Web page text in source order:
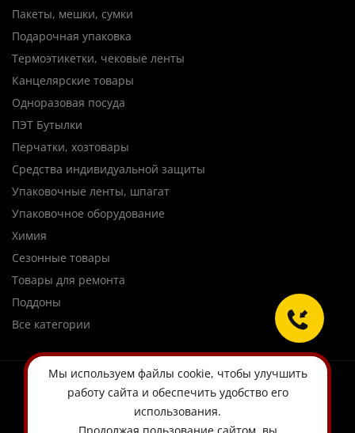
Пакеты, мешки, сумки
Подарочная упаковка
Термоэтикетки, чековые ленты
Канцелярские товары
Одноразовая посуда
ПЭТ Бутылки
Перчатки, хозтовары
Средства индивидуальной защиты
Упаковочные ленты, шпагат
Упаковочное оборудование
Химия
Сезонные товары
Товары для ремонта
Поддоны
Все категории
Мы используем файлы cookie, чтобы улучшить
работу сайта и обеспечить удобство его
использования.